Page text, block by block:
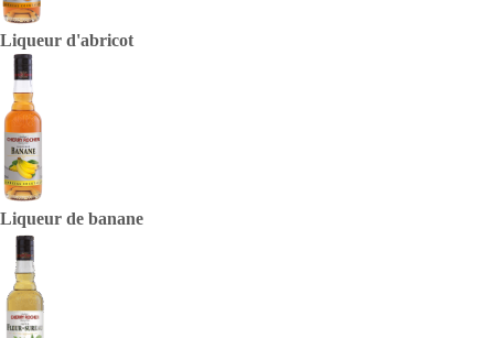
Liqueur d'abricot
Liqueur de banane